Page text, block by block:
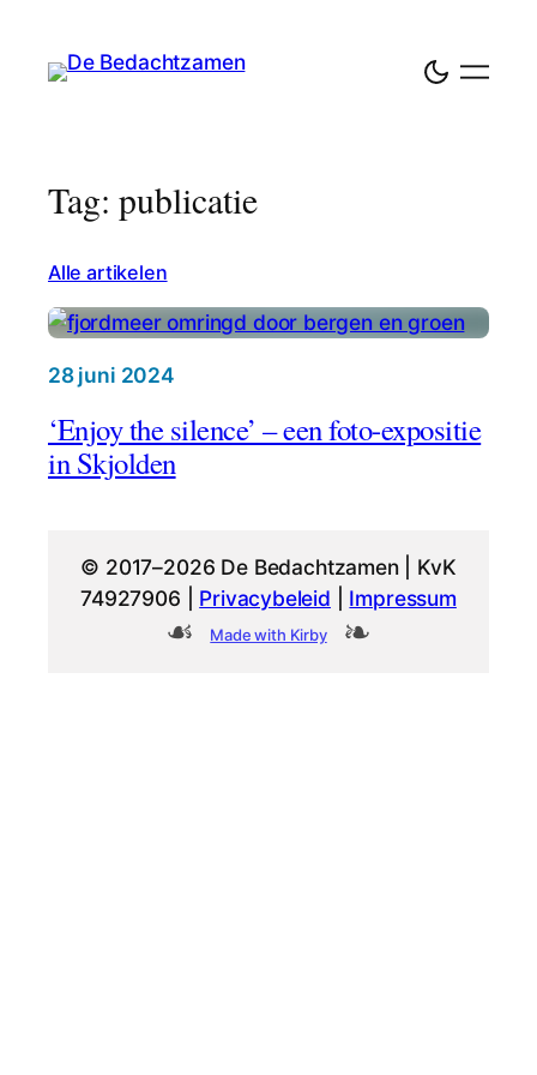
Tag: publicatie
Alle artikelen
28 juni 2024
‘Enjoy the silence’ – een foto-expositie
in Skjolden
© 2017–2026 De Bedachtzamen | KvK
74927906 | Privacybeleid Impressum
Made with Kirby